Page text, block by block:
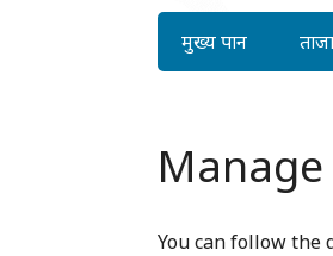
मुख्य पान
You can follow the